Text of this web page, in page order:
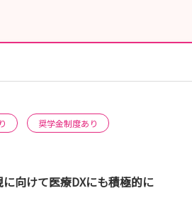
奨学金制度あり
向けて医療DXにも積極的に